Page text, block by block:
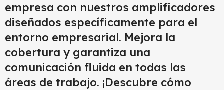
empresa con nuestros amplificadores
diseñados específicamente para el
entorno empresarial. Mejora la
cobertura y garantiza una
comunicación fluida en todas las
áreas de trabajo. ¡Descubre cómo